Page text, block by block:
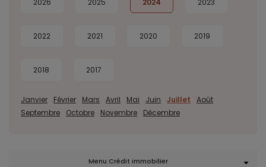
2026 2025 2024 2023
2022 2021 2020 2019
2018 2017
Janvier Février Mars Avril Mai Juin Juillet
Août
Septembre
Octobre Novembre Décembre
Menu Crédit immobilier